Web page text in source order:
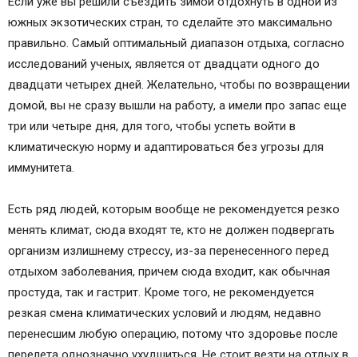
южных экзотических стран, то сделайте это максимально
правильно. Самый оптимальный диапазон отдыха, согласно
исследований ученых, является от двадцати одного до
двадцати четырех дней. Желательно, чтобы по возвращении
домой, вы не сразу вышли на работу, а имели про запас еще
три или четыре дня, для того, чтобы успеть войти в
климатическую норму и адаптироваться без угрозы для
иммунитета.
Есть ряд людей, которым вообще не рекомендуется резко
менять климат, сюда входят те, кто не должен подвергать
организм излишнему стрессу, из-за перенесенного перед
отдыхом заболевания, причем сюда входит, как обычная
простуда, так и гастрит. Кроме того, не рекомендуется
резкая смена климатических условий и людям, недавно
перенесшим любую операцию, потому что здоровье после